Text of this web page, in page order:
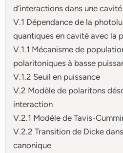
d’interactions dans une
V.1 Dépendance de la
quantiques en cavité avec la
V.1.1 Mécanisme de
polaritoniques à basse
V.1.2 Seuil en puissance
V.2 Modèle de polaritons
interaction
V.2.1 Modèle de Tavis-
V.2.2 Transition de Dicke
canonique